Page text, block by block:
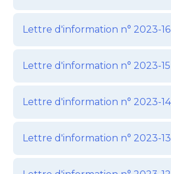
Lettre d'information n° 2023-
Lettre d'information n° 2023-
Lettre d'information n° 2023-
Lettre d'information n° 2023-